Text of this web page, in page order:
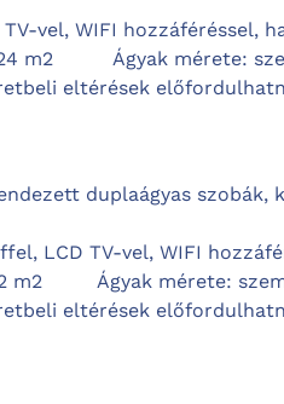
vel, WIFI hozzáféréssel,
m2 Ágyak mérete:
eltérések
duplaágyas
LCD TV-vel, WIFI
m2 Ágyak mérete:
eltérések